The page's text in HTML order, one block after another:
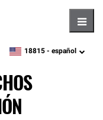
zipcode,language
18815 - español